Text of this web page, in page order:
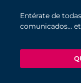
Entérate de
comunicados…